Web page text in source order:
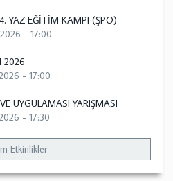
YAZ EĞİTİM KAMPI (ŞPO)
- 17:00
2026
- 17:00
UYGULAMASI YARIŞMASI
- 17:30
Etkinlikler